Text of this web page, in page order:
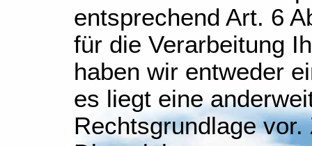
entsprechend Art. 6
für die Verarbeitung
haben wir entweder
es liegt eine
Rechtsgrundlage